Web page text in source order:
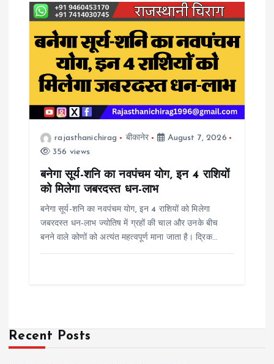
rajasthanichirag बीकानेर
August 7, 2026
356 views
बनेगा सूर्य-शनि का नवपंचम योग, इन 4 राशियों
को मिलेगा जबरदस्त धन-लाभ
बनेगा सूर्य-शनि का नवपंचम योग, इन 4 राशियों को मिलेगा
जबरदस्त धन-लाभ ज्योतिष में ग्रहों की चाल और उनके बीच
बनने वाले कोणों को अत्यंत महत्वपूर्ण माना जाता है। द्रिक…
Recent Posts